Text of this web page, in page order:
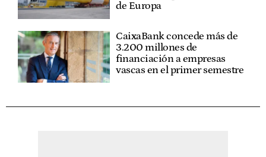
de Europa
CaixaBank concede más de
3.200 millones de
financiación a empresas
vascas en el primer semestre